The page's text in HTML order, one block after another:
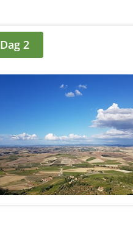
Dag 2